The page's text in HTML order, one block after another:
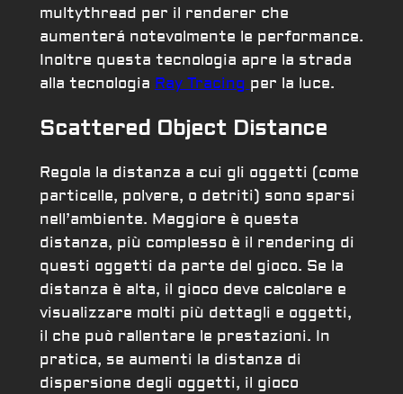
multythread per il renderer che
aumenterá notevolmente le performance.
Inoltre questa tecnologia apre la strada
alla tecnologia Ray Tracing per la luce.
Scattered Object Distance
Regola la distanza a cui gli oggetti (come
particelle, polvere, o detriti) sono sparsi
nell’ambiente. Maggiore è questa
distanza, più complesso è il rendering di
questi oggetti da parte del gioco. Se la
distanza è alta, il gioco deve calcolare e
visualizzare molti più dettagli e oggetti,
il che può rallentare le prestazioni. In
pratica, se aumenti la distanza di
dispersione degli oggetti, il gioco